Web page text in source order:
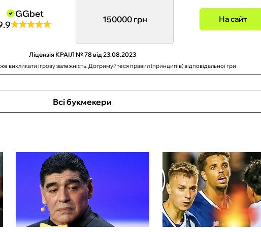
GGbet
150000 грн На сайт
Ліцензія КРАІЛ № 78 від 23.08.2023
викликати ігрову залежність. Дотримуйтеся правил (принципів) відповідальної гри
Всі букмекери